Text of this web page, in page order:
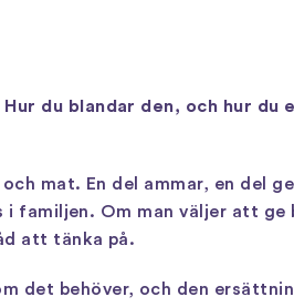
du blandar den, och hur du
mat. En del ammar, en del
i familjen. Om man väljer att ge
att tänka på.
det behöver, och den